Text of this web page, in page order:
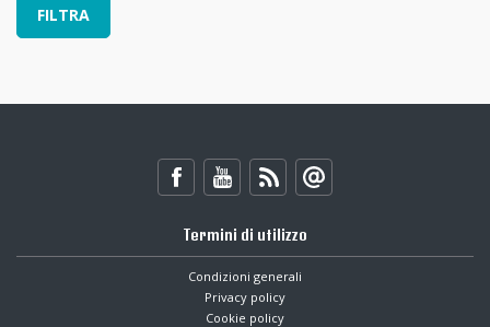
Termini di utilizzo
Condizioni generali
Privacy policy
Cookie policy